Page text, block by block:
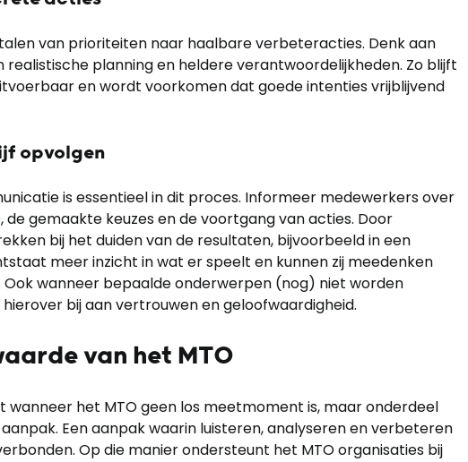
van prioriteiten naar haalbare verbeteracties. Denk aan
realistische planning en heldere verantwoordelijkheden. Zo blijft
en wordt voorkomen dat goede intenties vrijblijvend
opvolgen
is essentieel in dit proces. Informeer medewerkers over
de gemaakte keuzes en de voortgang van acties. Door
bij het duiden van de resultaten, bijvoorbeeld in een
meer inzicht in wat er speelt en kunnen zij meedenken
Ook wanneer bepaalde onderwerpen (nog) niet worden
bij aan vertrouwen en geloofwaardigheid.
van het MTO
het MTO geen los meetmoment is, maar onderdeel
Een aanpak waarin luisteren, analyseren en verbeteren
Op die manier ondersteunt het MTO organisaties bij